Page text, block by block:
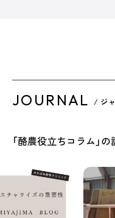
JOURNAL / ジ
「酪農役立ちコラム」